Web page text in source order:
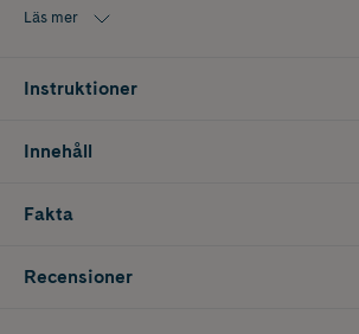
Läs mer
Instruktioner
Innehåll
Fakta
Recensioner